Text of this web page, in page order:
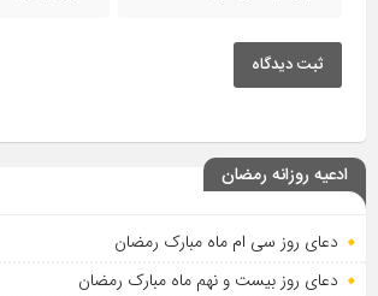
ثبت دیدگاه
ادعیه روزانه رمضان
دعای روز سی ام ماه مبارک رمضان
دعای روز بیست و نهم ماه مبارک رمضان